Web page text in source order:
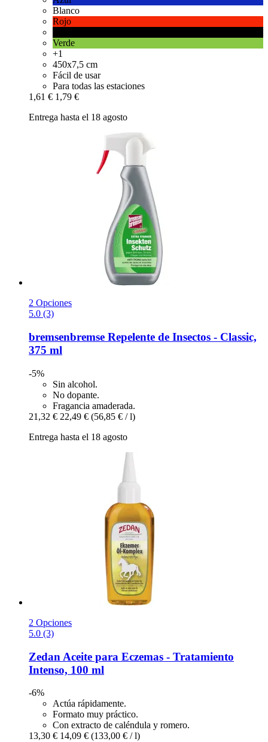
Blanco
Rojo
Verde
+1
450x7,5 cm
Fácil de usar
Para todas las estaciones
1,61 € 1,79 €
Entrega hasta el 18 agosto
2 Opciones
5.0 (3)
bremsenbremse Repelente de Insectos -​ Classic,
375 ml
-5%
Sin alcohol.
No dopante.
Fragancia amaderada.
21,32 € 22,49 € (56,85 € / l)
Entrega hasta el 18 agosto
2 Opciones
5.0 (3)
Zedan Aceite para Eczemas -​ Tratamiento
Intenso, 100 ml
-6%
Actúa rápidamente.
Formato muy práctico.
Con extracto de caléndula y romero.
13,30 € 14,09 € (133,00 € / l)